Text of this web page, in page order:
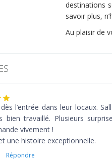
destinations
savoir plus,
Au plaisir de
l’entrée dans leur locaux.
travaillé. Plusieurs
vivement !
une histoire exceptionnelle.
Répondre